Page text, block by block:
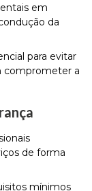
em
da
para evitar
comprometer a
de forma
mínimos